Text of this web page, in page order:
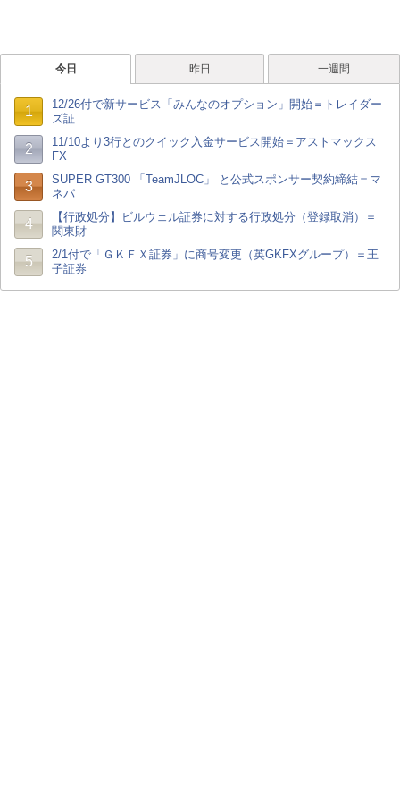
今日 昨日 一週間
1
12/26付で新サービス「みんなのオプション」開始＝トレイダー
ズ証
2
11/10より3行とのクイック入金サービス開始＝アストマックス
FX
3
SUPER GT300 「TeamJLOC」 と公式スポンサー契約締結＝マ
ネパ
4
【行政処分】ビルウェル証券に対する行政処分（登録取消）＝
関東財
5
2/1付で「ＧＫＦＸ証券」に商号変更（英GKFXグループ）＝王
子証券